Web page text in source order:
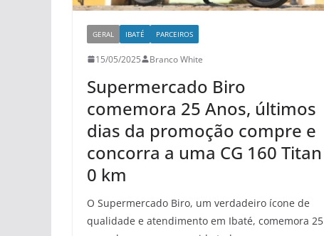
GERAL IBATÉ PARCEIROS
15/05/2025 Branco White
Supermercado Biro
comemora 25 Anos, últimos
dias da promoção compre e
concorra a uma CG 160 Titan
0 km
O Supermercado Biro, um verdadeiro ícone de
qualidade e atendimento em Ibaté, comemora 25